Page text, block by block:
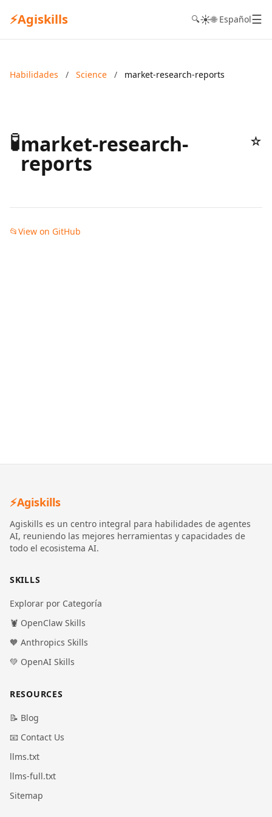
⚡Agiskills 🔍☀️🌐 Español☰
Habilidades / Science / market-research-reports
🧪market-research-
reports
☆
📂View on GitHub
⚡Agiskills
Agiskills es un centro integral para habilidades de agentes
AI, reuniendo las mejores herramientas y capacidades de
todo el ecosistema AI.
SKILLS
Explorar por Categoría
🦞 OpenClaw Skills
🧡 Anthropics Skills
💚 OpenAI Skills
RESOURCES
📝 Blog
📧 Contact Us
llms.txt
llms-full.txt
Sitemap